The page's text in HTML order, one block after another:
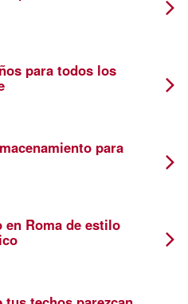
para todos los
para
en Roma de estilo